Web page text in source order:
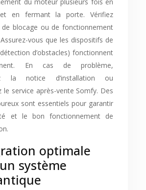
en fermant la porte. Vérifiez
de blocage ou de fonctionnement
vous que les dispositifs de
d’obstacles) fonctionnent
En cas de problème,
la notice d’installation ou
le service après-vente Somfy. Des
sont essentiels pour garantir
et le bon fonctionnement de
optimale
système